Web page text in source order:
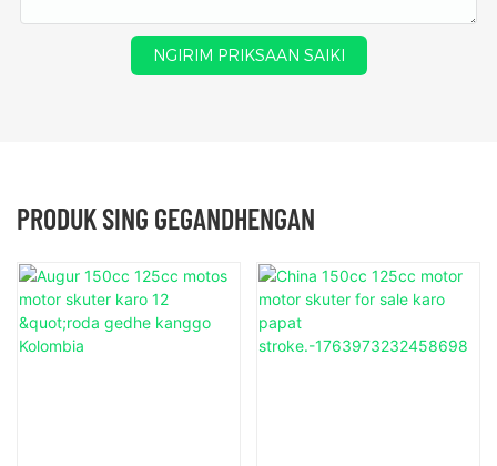
NGIRIM PRIKSAAN SAIKI
PRODUK SING GEGANDHENGAN